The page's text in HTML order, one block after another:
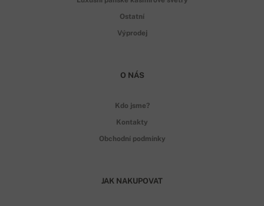
Ostatní
Výprodej
O NÁS
Kdo jsme?
Kontakty
Obchodní podmínky
JAK NAKUPOVAT